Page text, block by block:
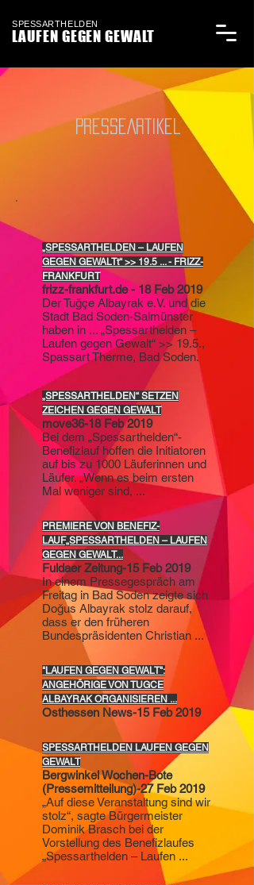
SPESSARTHELDEN
LAUFEN GEGEN GEWALT
PRESSEARTIKEL
„SPESSARTHELDEN – LAUFEN
GEGEN GEWALTt“ >> 19.5 ... - FRIZZ-
FRANKFURT
frizz-frankfurt.de- 18 Feb 2019
Der Tuğçe Albayrak e.V. und die
Stadt Bad Soden-Salmünster
haben in ... „Spessarthelden –
Laufen gegen Gewalt“ >> 19.5.,
Spassart Therme, Bad Soden.
„SPESSARTHELDEN“ SETZEN
ZEICHEN GEGEN GEWALT
move36-18 Feb 2019
Bei dem „Spessarthelden“-
Benefizlauf hoffen die Initiatoren
auf bis zu 1000 Läuferinnen und
Läufer. „Wenn es beim ersten
Mal weniger sind, ...
PREMIERE VON BENEFIZ-
LAUF„SPESSARTHELDEN – LAUFEN
GEGEN GEWALT...
Fuldaer Zeitung-15 Feb 2019
In einem Pressegespräch am
Freitag in Bad Soden zeigte sich
Doğus Albayrak stolz darauf,
dass er den früheren
Bundespräsidenten Christian ...
"LAUFEN GEGEN GEWALT":
ANGEHÖRIGE VON TUGCE
ALBAYRAK ORGANISIEREN ...
Osthessen News-15 Feb 2019
SPESSARTHELDEN LAUFEN GEGEN
GEWALT
Bergwinkel Wochen-Bote
(Pressemitteilung)-27 Feb 2019
„Auf diese Veranstaltung sind wir
stolz“, sagte Bürgermeister
Dominik Brasch bei der
Vorstellung des Benefizlaufes
„Spessarthelden – Laufen ...